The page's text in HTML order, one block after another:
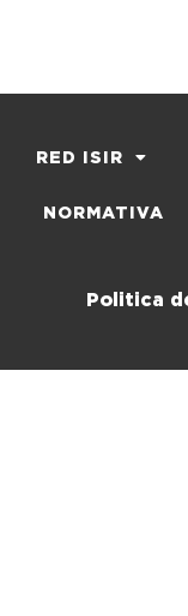
RED ISIR
NORMATIVA
Politica